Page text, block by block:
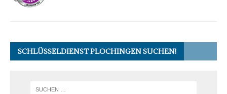
SCHLÜSSELDIENST PLOCHINGEN SUCHEN!